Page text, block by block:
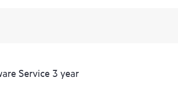
Service 3 year